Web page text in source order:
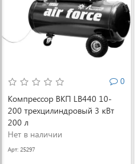
0
Компрессор ВКП LB440 10-
200 трехцилиндровый 3 кВт
200 л
Нет в наличии
Арт: 25297